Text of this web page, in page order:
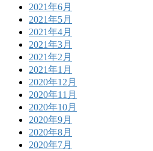
2021年6月
2021年5月
2021年4月
2021年3月
2021年2月
2021年1月
2020年12月
2020年11月
2020年10月
2020年9月
2020年8月
2020年7月